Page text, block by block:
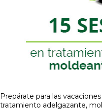
Prepárate para las
tratamiento adelgazante,